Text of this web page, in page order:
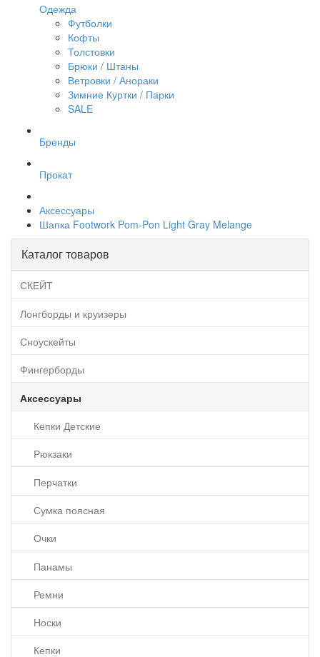
Одежда
Футболки
Кофты
Толстовки
Брюки / Штаны
Ветровки / Анораки
Зимние Куртки / Парки
SALE
Бренды
Прокат
Аксессуары
Шапка Footwork Pom-Pon Light Gray Melange
Каталог товаров
СКЕЙТ
Лонгборды и круизеры
Сноускейты
Фингерборды
Аксессуары
Кепки Детские
Рюкзаки
Перчатки
Сумка поясная
Очки
Панамы
Ремни
Носки
Кепки